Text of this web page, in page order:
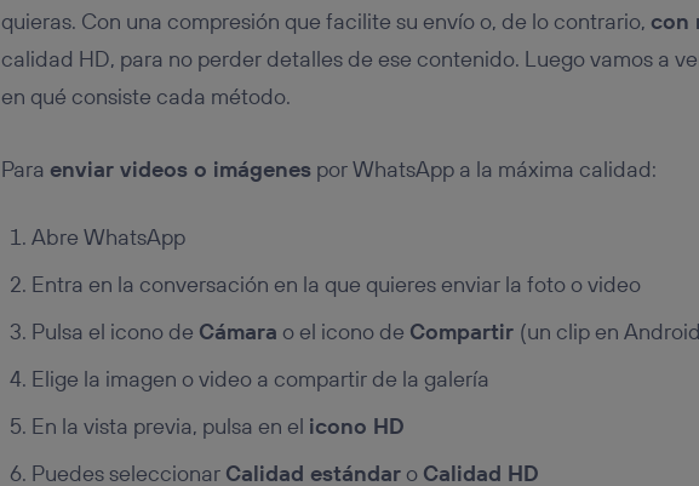
quieras. Con una compresión que facilite su envío o, de lo contrario, con
calidad HD, para no perder detalles de ese contenido. Luego vamos a
en qué consiste cada método.
Para enviar videos o imágenespor WhatsApp a la máxima calidad:
Abre WhatsApp
Entra en la conversación en la que quieres enviar la foto o video
Pulsa el icono de Cámara o el icono de Compartir (un clip en
Elige la imagen o video a compartir de la galería
En la vista previa, pulsa en el icono HD
Puedes seleccionar Calidad estándaro Calidad HD